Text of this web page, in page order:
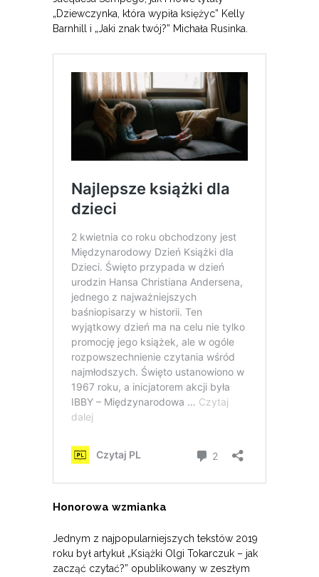
„Dziewczynka, która wypiła księżyc” Kelly
Barnhill i „Jaki znak twój?” Michała Rusinka.
Honorowa wzmianka
Jednym z najpopularniejszych tekstów 2019
roku był artykuł „Książki Olgi Tokarczuk – jak
zacząć czytać?” opublikowany w zeszłym